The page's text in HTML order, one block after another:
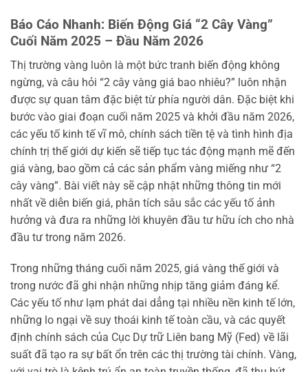
Báo Cáo Nhanh: Biến Động Giá “2 Cây Vàng”
Cuối Năm 2025 – Đầu Năm 2026
Thị trường vàng luôn là một bức tranh biến động không
ngừng, và câu hỏi “2 cây vàng giá bao nhiêu?” luôn nhận
được sự quan tâm đặc biệt từ phía người dân. Đặc biệt khi
bước vào giai đoạn cuối năm 2025 và khởi đầu năm 2026,
các yếu tố kinh tế vĩ mô, chính sách tiền tệ và tình hình địa
chính trị thế giới dự kiến sẽ tiếp tục tác động mạnh mẽ đến
giá vàng, bao gồm cả các sản phẩm vàng miếng như “2
cây vàng”. Bài viết này sẽ cập nhật những thông tin mới
nhất về diễn biến giá, phân tích sâu sắc các yếu tố ảnh
hưởng và đưa ra những lời khuyên đầu tư hữu ích cho nhà
đầu tư trong năm 2026.
Trong những tháng cuối năm 2025, giá vàng thế giới và
trong nước đã ghi nhận những nhịp tăng giảm đáng kể.
Các yếu tố như lạm phát dai dẳng tại nhiều nền kinh tế lớn,
những lo ngại về suy thoái kinh tế toàn cầu, và các quyết
định chính sách của Cục Dự trữ Liên bang Mỹ (Fed) về lãi
suất đã tạo ra sự bất ổn trên các thị trường tài chính. Vàng,